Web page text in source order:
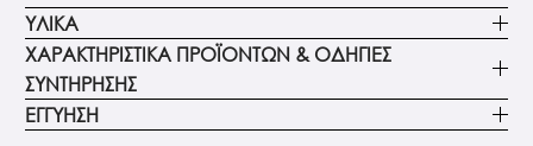
ΥΛΙΚΑ
ΧΑΡΑΚΤΗΡΙΣΤΙΚΑ ΠΡΟΪΟΝΤΩΝ & ΟΔΗΓΙΕΣ
ΣΥΝΤΗΡΗΣΗΣ
ΕΓΓΥΗΣΗ